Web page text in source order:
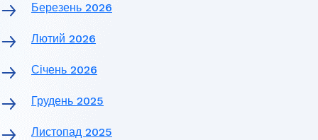
Березень 2026
Лютий 2026
Січень 2026
Грудень 2025
Листопад 2025